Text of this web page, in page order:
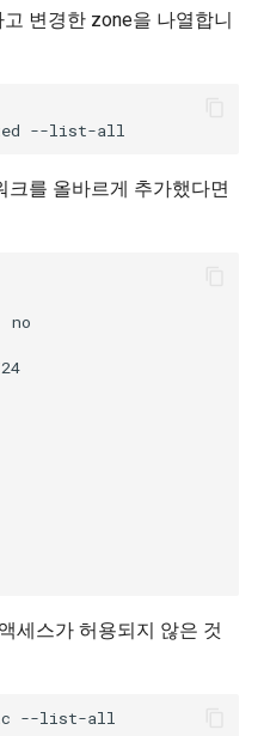
변경한 zone을 나열합니
크를 올바르게 추가했다면
no
세스가 허용되지 않은 것